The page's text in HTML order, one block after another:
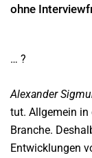
ohne
… ?
Alexander
tut. Allgemein in
Branche.
Entwicklungen